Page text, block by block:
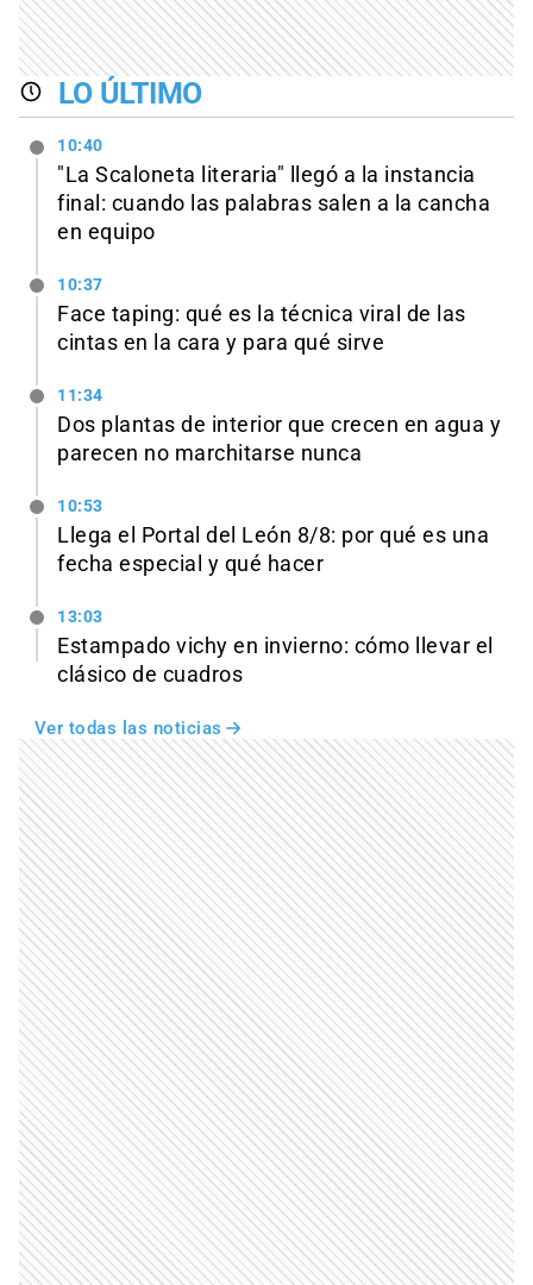
LO ÚLTIMO
10:40
"La Scaloneta literaria" llegó a la instancia
final: cuando las palabras salen a la cancha
en equipo
10:37
Face taping: qué es la técnica viral de las
cintas en la cara y para qué sirve
11:34
Dos plantas de interior que crecen en agua y
parecen no marchitarse nunca
10:53
Llega el Portal del León 8/8: por qué es una
fecha especial y qué hacer
13:03
Estampado vichy en invierno: cómo llevar el
clásico de cuadros
Ver todas las noticias